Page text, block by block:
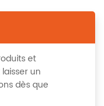
et
un
dès que